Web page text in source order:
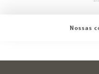
Nossas